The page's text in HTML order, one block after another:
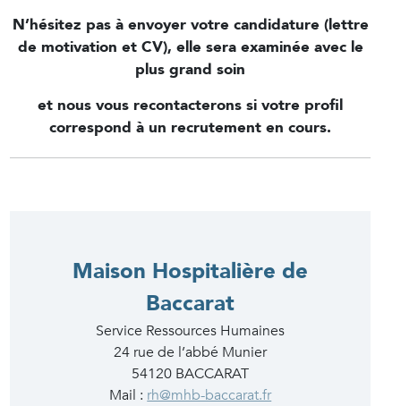
N’hésitez pas à envoyer votre candidature (lettre
de motivation et CV), elle sera examinée avec le
plus grand soin
et nous vous recontacterons si votre profil
correspond à un recrutement en cours.
Maison Hospitalière de
Baccarat
Service Ressources Humaines
24 rue de l’abbé Munier
54120 BACCARAT
Mail : rh@mhb-baccarat.fr